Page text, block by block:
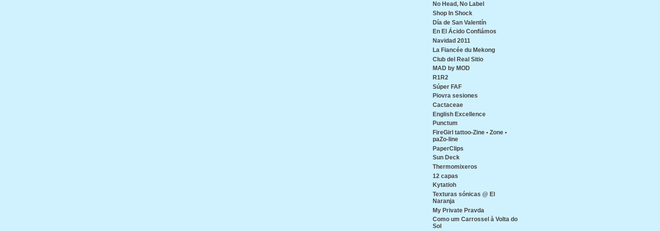
No Head, No Label
Shop In Shock
Día de San Valentín
En El Ácido Confiámos
Navidad 2011
La Fiancée du Mekong
Club del Real Sitio
MAD by MOD
R1R2
Súper FAF
Piovra sesiones
Cactaceae
English Excellence
Punctum
FireGirl tattoo-Zine • Zone •
paZo-line
PaperClips
Sun Deck
Thermomixeros
12 capas
Kytatioh
Texturas sónicas @ El
Naranja
My Private Pravda
Como um Carrossel à Volta do
Sol